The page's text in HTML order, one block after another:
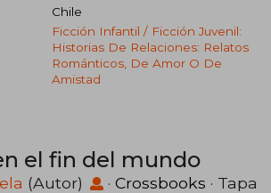
Chile
Ficción Infantil / Ficción Juvenil:
Historias De Relaciones: Relatos
Románticos, De Amor O De
Amistad
el fin del mundo
(Autor) · Crossbooks · Tapa